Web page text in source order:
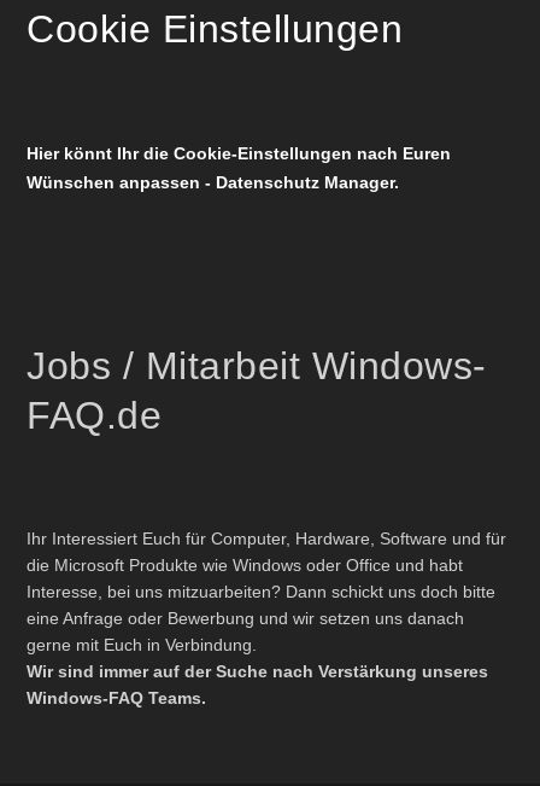
Cookie Einstellungen
Hier könnt Ihr die Cookie-Einstellungen nach Euren
Wünschen anpassen - Datenschutz Manager.
Jobs / Mitarbeit Windows-
FAQ.de
Ihr Interessiert Euch für Computer, Hardware, Software und für
die Microsoft Produkte wie Windows oder Office und habt
Interesse, bei uns mitzuarbeiten? Dann schickt uns doch bitte
eine Anfrage oder Bewerbung und wir setzen uns danach
gerne mit Euch in Verbindung.
Wir sind immer auf der Suche nach Verstärkung unseres
Windows-FAQ Teams.